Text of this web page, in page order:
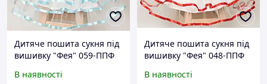
Дитяче пошита сукня під
вишивку "Фея" 059-ППФ
В наявності
Дитяче пошита сукня під
вишивку "Фея" 048-ППФ
В наявності